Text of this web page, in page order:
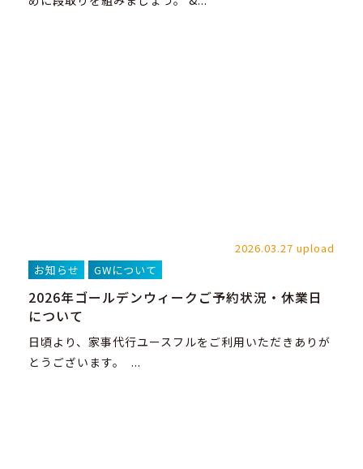
2026.03.27 upload
お知らせ
GWについて
2026年ゴールデンウィークご予約状況・休業日
について
日頃より、家事代行ユースフルをご利用いただきありが
とうございます。 ...